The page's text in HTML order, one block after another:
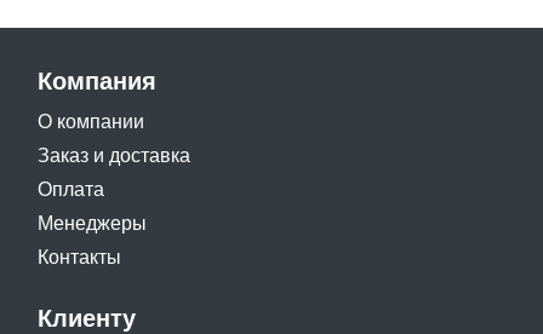
Компания
О компании
Заказ и доставка
Оплата
Менеджеры
Контакты
Клиенту